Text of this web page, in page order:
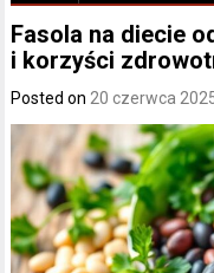
Fasola na diecie
i korzyści
Posted on 20 czerwca